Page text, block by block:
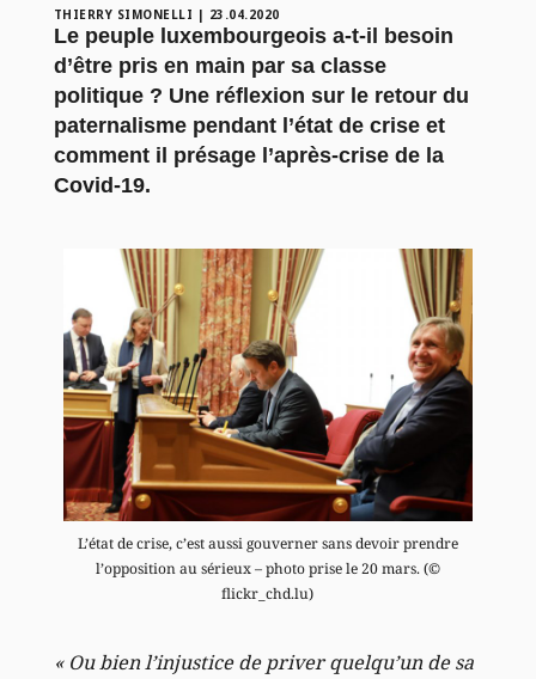
THIERRY SIMONELLI | 23.04.2020
Le peuple luxembourgeois a-t-il besoin
d’être pris en main par sa classe
politique ? Une réflexion sur le retour du
paternalisme pendant l’état de crise et
comment il présage l’après-crise de la
Covid-19.
L’état de crise, c’est aussi gouverner sans devoir prendre
l’opposition au sérieux – photo prise le 20 mars. (©
flickr_chd.lu)
« Ou bien l’injustice de priver quelqu’un de sa